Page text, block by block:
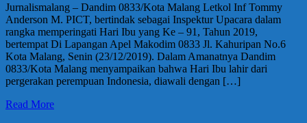
Jurnalismalang – Dandim 0833/Kota Malang Letkol Inf Tommy
Anderson M. PICT, bertindak sebagai Inspektur Upacara dalam
rangka memperingati Hari Ibu yang Ke – 91, Tahun 2019,
bertempat Di Lapangan Apel Makodim 0833 Jl. Kahuripan No.6
Kota Malang, Senin (23/12/2019). Dalam Amanatnya Dandim
0833/Kota Malang menyampaikan bahwa Hari Ibu lahir dari
pergerakan perempuan Indonesia, diawali dengan […]
Read More